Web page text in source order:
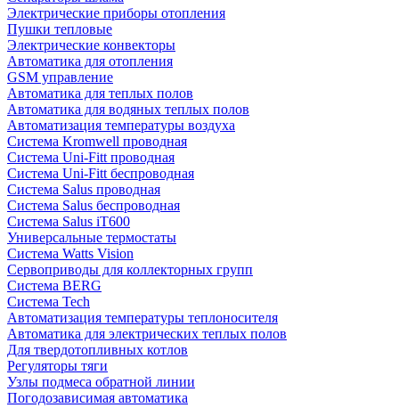
Электрические приборы отопления
Пушки тепловые
Электрические конвекторы
Автоматика для отопления
GSM управление
Автоматика для теплых полов
Автоматика для водяных теплых полов
Автоматизация температуры воздуха
Система Kromwell проводная
Система Uni-Fitt проводная
Система Uni-Fitt беспроводная
Система Salus проводная
Система Salus беспроводная
Система Salus iT600
Универсальные термостаты
Система Watts Vision
Сервоприводы для коллекторных групп
Система BERG
Система Tech
Автоматизация температуры теплоносителя
Автоматика для электрических теплых полов
Для твердотопливных котлов
Регуляторы тяги
Узлы подмеса обратной линии
Погодозависимая автоматика